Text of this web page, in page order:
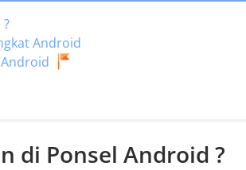
Android
di Ponsel Android ?